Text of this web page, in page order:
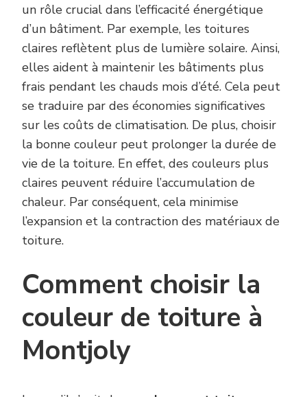
un rôle crucial dans l’efficacité énergétique
d’un bâtiment. Par exemple, les toitures
claires reflètent plus de lumière solaire. Ainsi,
elles aident à maintenir les bâtiments plus
frais pendant les chauds mois d’été. Cela peut
se traduire par des économies significatives
sur les coûts de climatisation. De plus, choisir
la bonne couleur peut prolonger la durée de
vie de la toiture. En effet, des couleurs plus
claires peuvent réduire l’accumulation de
chaleur. Par conséquent, cela minimise
l’expansion et la contraction des matériaux de
toiture.
Comment choisir la
couleur de toiture à
Montjoly